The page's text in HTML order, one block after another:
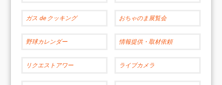
ガス de クッキング おちゃのま展覧会
野球カレンダー 情報提供・取材依頼
リクエストアワー ライブカメラ